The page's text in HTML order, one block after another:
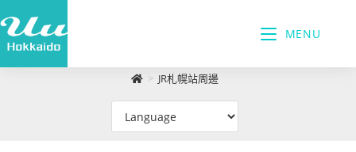
MENU
> JR札幌站周邊